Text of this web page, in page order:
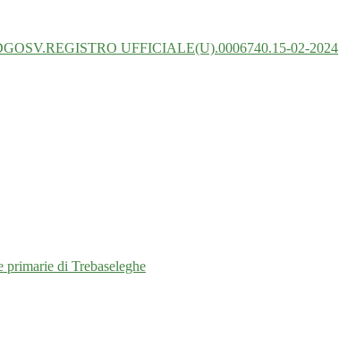
UFFICIALE(U).0006740.15-02-2024
primarie di Trebaseleghe